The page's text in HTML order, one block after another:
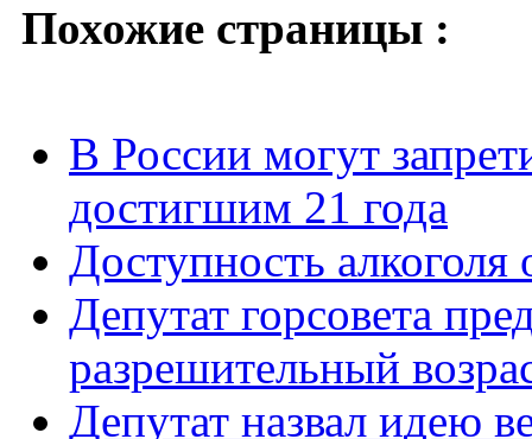
Похожие страницы :
В России могут
достигшим 21 года
Доступность алкоголя
Депутат горсовета
разрешительный
Депутат назвал идею